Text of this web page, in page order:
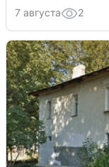
7 августа 2